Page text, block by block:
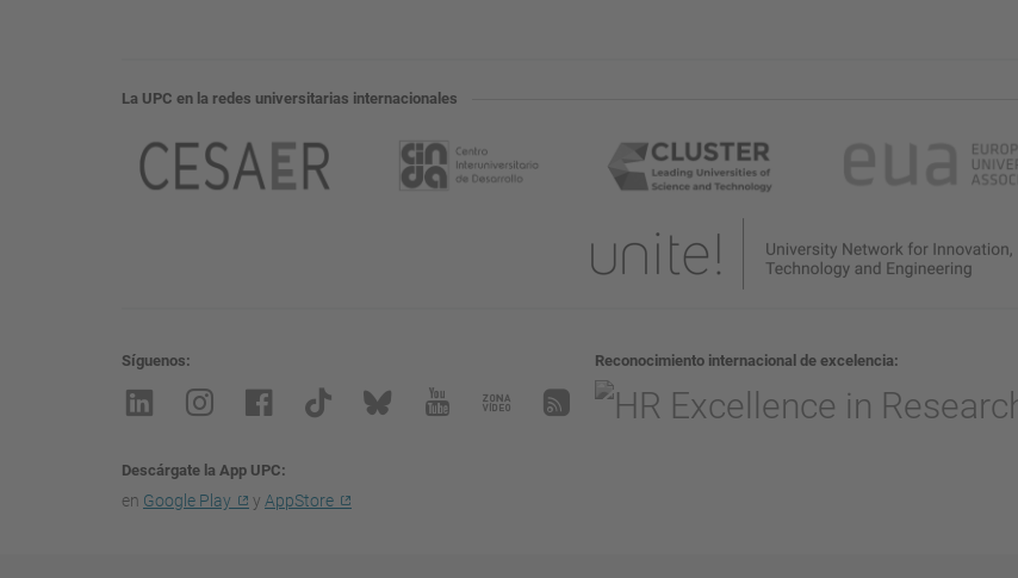
La UPC en la redes universitarias internacionales
Síguenos
Descárgate la App UPC
en Google Play y AppStore
Reconocimiento internacional de excelencia